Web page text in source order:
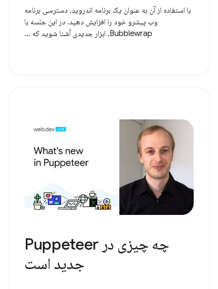
با استفاده از آن به عنوان یک برنامه اندروید، دسترسی برنامه
وب پیشرو خود را افزایش دهید. در این جلسه با
Bubblewrap، ابزار جدیدی آشنا شوید که ...
چه چیزی در Puppeteer
جدید است